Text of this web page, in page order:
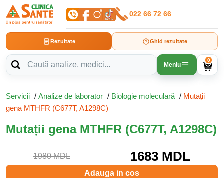
022 66 72 66
Rezultate Ghid rezultate
Meniu
0
Servicii /Analize de laborator / Biologie moleculară / Mutații
gena MTHFR (C677T, A1298C)
Mutații gena MTHFR (C677T, A1298C)
1980 MDL 1683 MDL
Adauga in cos